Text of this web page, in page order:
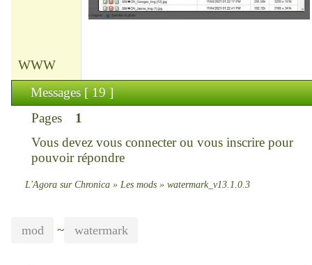
WWW
Messages [ 19 ]
Pages
1
Vous devez vous connecterou vous inscrirepour
pouvoir répondre
L'Agora sur Chronica » Les mods »watermark_v13.1.0.3
mod ~ watermark